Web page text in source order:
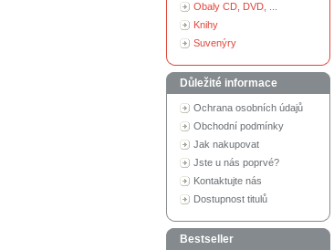
Obaly CD, DVD, ...
Knihy
Suvenýry
Důležité informace
Ochrana osobních údajů
Obchodní podmínky
Jak nakupovat
Jste u nás poprvé?
Kontaktujte nás
Dostupnost titulů
Bestseller